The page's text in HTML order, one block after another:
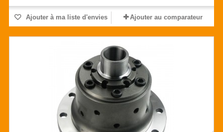
Ajouter à ma liste d'envies Ajouter au comparateur